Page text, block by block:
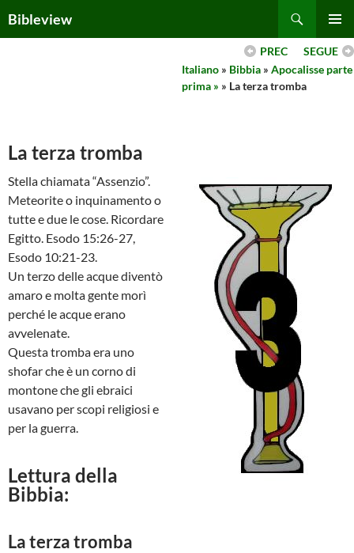
toBibleview
MENU
SEGUE
PREC
Italiano » Bibbia » Apocalisse parte
prima » » La terza tromba
La terza tromba
Stella chiamata “Assenzio”.
Meteorite o inquinamento o
tutte e due le cose. Ricordare
Egitto. Esodo 15:26-27,
Esodo 10:21-23.
Un terzo delle acque diventò
amaro e molta gente morì
perché le acque erano
avvelenate.
Questa tromba era uno
shofar che è un corno di
montone che gli ebraici
usavano per scopi religiosi e
per la guerra.
Lettura della
Bibbia:
La terza tromba